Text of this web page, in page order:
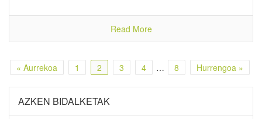
Read More
« Aurrekoa 1 2 3 4 … 8 Hurrengoa »
AZKEN BIDALKETAK